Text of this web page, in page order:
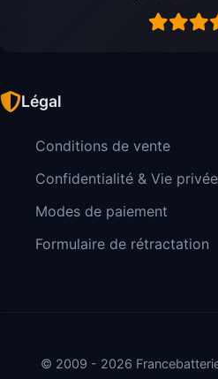
Légal
Conditions de vente
Confidentialité & Vie privée
Modes de paiement
Formulaire de rétractation
© 2009 - 2026